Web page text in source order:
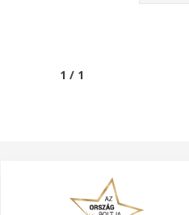
1 / 1